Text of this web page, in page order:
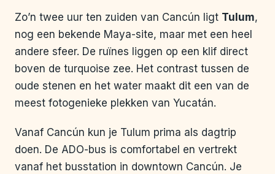
Zo’n twee uur ten zuiden van Cancún ligt Tulum,
nog een bekende Maya-site, maar met een heel
andere sfeer. De ruïnes liggen op een klif direct
boven de turquoise zee. Het contrast tussen de
oude stenen en het water maakt dit een van de
meest fotogenieke plekken van Yucatán.
Vanaf Cancún kun je Tulum prima als dagtrip
doen. De ADO-bus is comfortabel en vertrekt
vanaf het busstation in downtown Cancún. Je